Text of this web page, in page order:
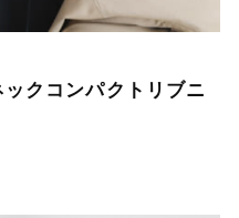
クコンパクトリブニ